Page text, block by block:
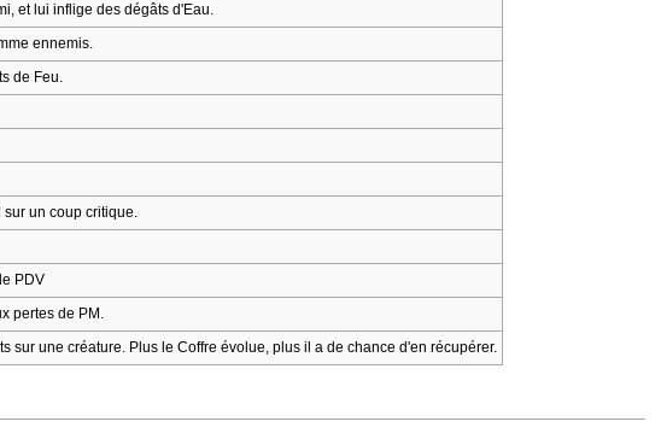
et lui inflige des dégâts d'Eau.
ennemis.
de Feu.
sur un coup critique.
PDV
pertes de PM.
une créature. Plus le Coffre évolue, plus il a de chance d'en récupérer.